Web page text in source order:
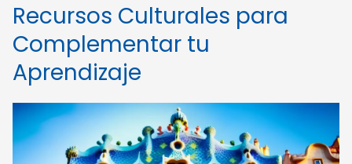
Recursos Culturales para
Complementar tu
Aprendizaje